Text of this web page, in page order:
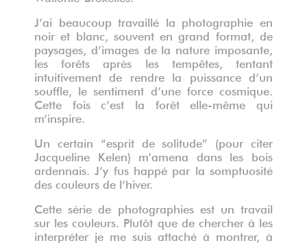
J’ai beaucoup travaillé la photographie en
noir et blanc, souvent en grand format, de
paysages, d’images de la nature imposante,
les forêts après les tempêtes, tentant
intuitivement de rendre la puissance d’un
souffle, le sentiment d’une force cosmique.
Cette fois c’est la forêt elle-même qui
m’inspire.
Un certain “esprit de solitude” (pour citer
Jacqueline Kelen) m’amena dans les bois
ardennais. J’y fus happé par la somptuosité
des couleurs de l’hiver.
Cette série de photographies est un travail
sur les couleurs. Plutôt que de chercher à les
interpréter je me suis attaché à montrer, à